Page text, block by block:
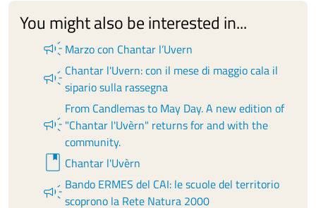
You might also be interested in...
campaign Marzo con Chantar l’Uvern
campaign Chantar l'Uvern: con il mese di maggio cala il
sipario sulla rassegna
campaign
From Candlemas to May Day. A new edition of
"Chantar l'Uvèrn" returns for and with the
community.
book Chantar l'Uvèrn
campaign Bando ERMES del CAI: le scuole del territorio
scoprono la Rete Natura 2000